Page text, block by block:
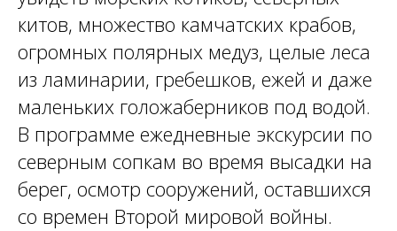
китов, множество камчатских крабов,
огромных полярных медуз, целые леса
из ламинарии, гребешков, ежей и даже
маленьких голожаберников под водой.
В программе ежедневные экскурсии по
северным сопкам во время высадки на
берег, осмотр сооружений, оставшихся
со времен Второй мировой войны.